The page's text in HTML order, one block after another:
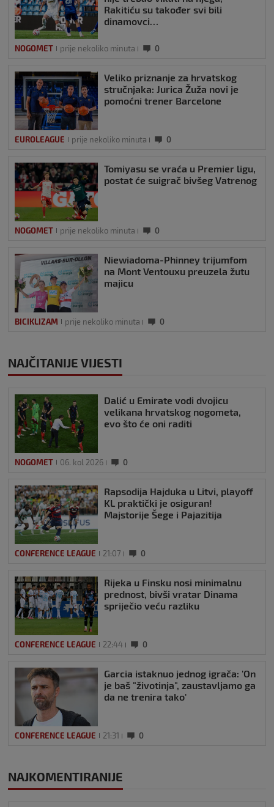
Rakitiću su također svi bili
dinamovci…
NOGOMET prije nekoliko minuta 0
Veliko priznanje za hrvatskog
stručnjaka: Jurica Žuža novi je
pomoćni trener Barcelone
EUROLEAGUE prije nekoliko minuta 0
Tomiyasu se vraća u Premier ligu,
postat će suigrač bivšeg Vatrenog
NOGOMET prije nekoliko minuta 0
Niewiadoma-Phinney trijumfom
na Mont Ventouxu preuzela žutu
majicu
BICIKLIZAM prije nekoliko minuta 0
NAJČITANIJE VIJESTI
Dalić u Emirate vodi dvojicu
velikana hrvatskog nogometa,
evo što će oni raditi
NOGOMET 06. kol 2026 0
Rapsodija Hajduka u Litvi, playoff
KL praktički je osiguran!
Majstorije Šege i Pajazitija
CONFERENCE LEAGUE 21:07 0
Rijeka u Finsku nosi minimalnu
prednost, bivši vratar Dinama
spriječio veću razliku
CONFERENCE LEAGUE 22:44 0
Garcia istaknuo jednog igrača: 'On
je baš "životinja", zaustavljamo ga
da ne trenira tako'
CONFERENCE LEAGUE 21:31 0
NAJKOMENTIRANIJE